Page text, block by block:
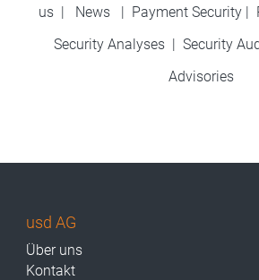
us | News | Payment Security |
Security Analyses | Security
Advisories
usd AG
Über uns
Kontakt